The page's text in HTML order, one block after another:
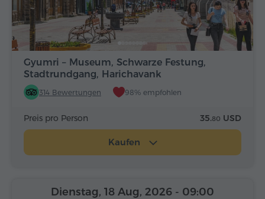
Gyumri – Museum, Schwarze Festung,
Stadtrundgang, Harichavank
314 Bewertungen 98% empfohlen
Preis pro Person 35.80 USD
Kaufen
Dienstag, 18 Aug, 2026 - 09:00